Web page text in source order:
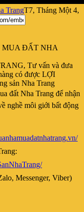
TrangT7, Tháng Một 4,
MUA ĐẤT NHA
Tư vấn và đưa
có được LỢI
sản Nha Trang
đất Nha Trang để nhận
nghề môi giới bất động
Messenger, Viber)